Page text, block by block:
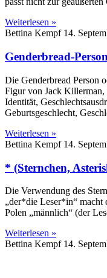
Weiterlesen »
Bettina Kempf 14.
Genderbread-Person
Die Genderbread Person
Figur von Jack Killerman,
Identität,
Geburtsgeschlecht,
Weiterlesen »
Bettina Kempf 14.
* (Sternchen,
Die Verwendung des
„der*die Leser*in“ macht
Polen „männlich“ (der
Weiterlesen »
Bettina Kempf 14.